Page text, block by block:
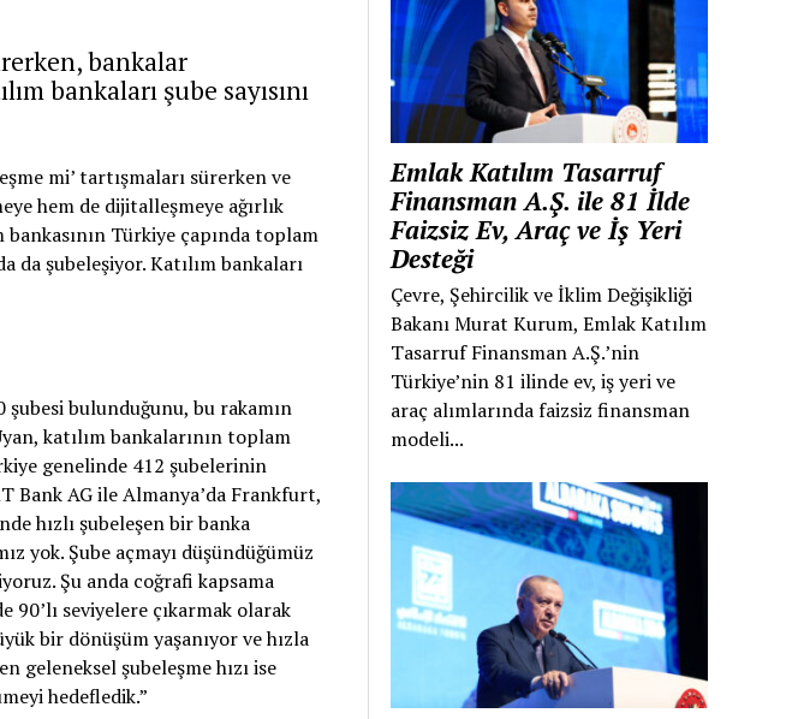
bankalar
bankaları şube sayısını
mi’ tartışmaları sürerken ve
hem de dijitalleşmeye ağırlık
bankasının Türkiye çapında toplam
da şubeleşiyor. Katılım bankaları
bulunduğunu, bu rakamın
katılım bankalarının toplam
genelinde 412 şubelerinin
Bank AG ile Almanya’da Frankfurt,
hızlı şubeleşen bir banka
yok. Şube açmayı düşündüğümüz
Şu anda coğrafi kapsama
90’lı seviyelere çıkarmak olarak
bir dönüşüm yaşanıyor ve hızla
geleneksel şubeleşme hızı ise
hedefledik.”
Emlak Katılım Tasarruf
Finansman A.Ş. ile 81 İlde
Faizsiz Ev, Araç ve İş Yeri
Desteği
Çevre, Şehircilik ve İklim Değişikliği
Bakanı Murat Kurum, Emlak Katılım
Tasarruf Finansman A.Ş.’nin
Türkiye’nin 81 ilinde ev, iş yeri ve
araç alımlarında faizsiz finansman
modeli...